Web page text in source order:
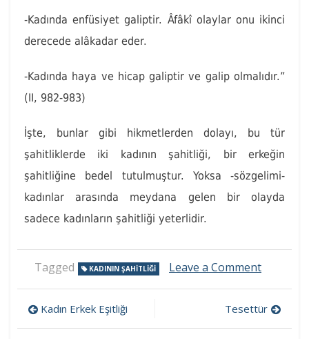
-Kadında enfüsiyet galiptir. Âfâkî olaylar onu ikinci
derecede alâkadar eder.
-Kadında haya ve hicap galiptir ve galip olmalıdır.”
(II, 982-983)
İşte, bunlar gibi hikmetlerden dolayı, bu tür
şahitliklerde iki kadının şahitliği, bir erkeğin
şahitliğine bedel tutulmuştur. Yoksa -sözgelimi-
kadınlar arasında meydana gelen bir olayda
sadece kadınların şahitliği yeterlidir.
Tagged KADININ ŞAHITLIĞI Leave a Commenton
Şahitliği
Yazı
Kadın Erkek Eşitliği Tesettür